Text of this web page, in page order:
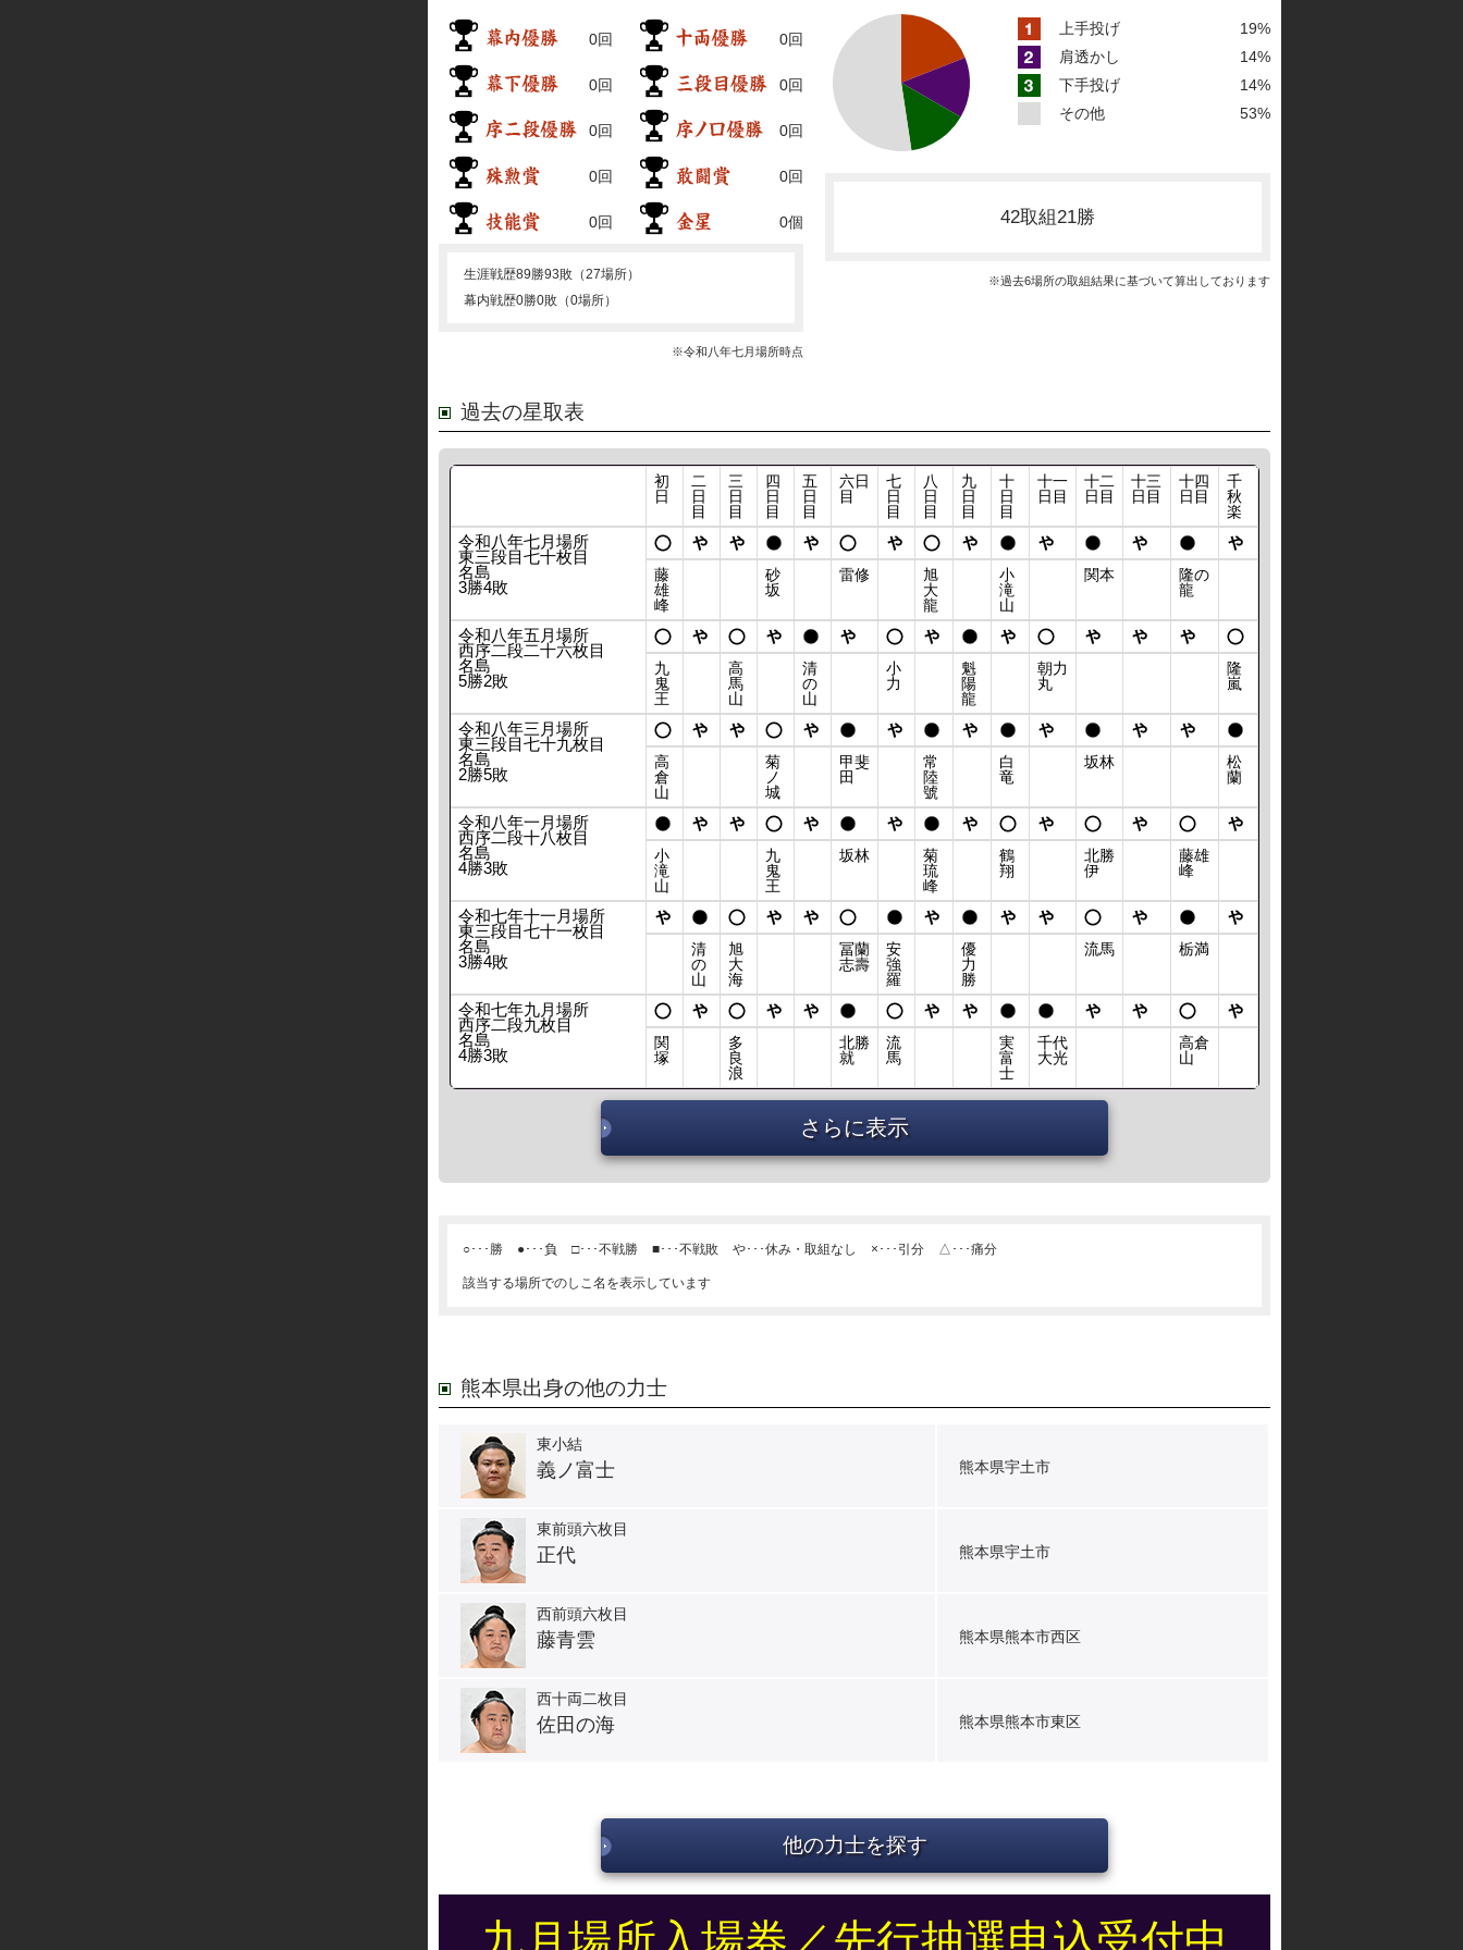
0回 0回
0回 0回
0回 0回
0回 0回
0回 0個
生涯戦歴89勝93敗（27場所）
幕内戦歴0勝0敗（0場所）
※令和八年七月場所時点
上手投げ
19%
肩透かし
14%
下手投げ
14%
その他
53%
42取組21勝
※過去6場所の取組結果に基づいて算出しております
過去の星取表
初
日
二
日
目
三
日
目
四
日
目
五
日
目
六日
目
七
日
目
八
日
目
九
日
目
十
日
目
十一
日目
十二
日目
十三
日目
十四
日目
千
秋
楽
令和八年七月場所
東三段目七十枚目
名島
3勝4敗
藤
雄
峰
砂
坂
雷修
旭
大
龍
小
滝
山
関本
隆の
龍
令和八年五月場所
西序二段二十六枚目
名島
5勝2敗
九
鬼
王
高
馬
山
清
の
山
小
力
魁
陽
龍
朝力
丸
隆
嵐
令和八年三月場所
東三段目七十九枚目
名島
2勝5敗
高
倉
山
菊
ノ
城
甲斐
田
常
陸
號
白
竜
坂林
松
蘭
令和八年一月場所
西序二段十八枚目
名島
4勝3敗
小
滝
山
九
鬼
王
坂林
菊
琉
峰
鶴
翔
北勝
伊
藤雄
峰
令和七年十一月場所
東三段目七十一枚目
名島
3勝4敗
清
の
山
旭
大
海
冨蘭
志壽
安
強
羅
優
力
勝
流馬 栃満
令和七年九月場所
西序二段九枚目
名島
4勝3敗
関
塚
多
良
浪
北勝
就
流
馬
実
富
士
千代
大光
高倉
山
さらに表示
○･･･勝 ●･･･負 □･･･不戦勝 ■･･･不戦敗 や･･･休み・取組なし ×･･･引分 △･･･痛分
該当する場所でのしこ名を表示しています
熊本県出身の他の力士
東小結
義ノ富士 熊本県宇土市
東前頭六枚目
正代 熊本県宇土市
西前頭六枚目
藤青雲 熊本県熊本市西区
西十両二枚目
佐田の海 熊本県熊本市東区
他の力士を探す
九月場所入場券／先行抽選申込受付中